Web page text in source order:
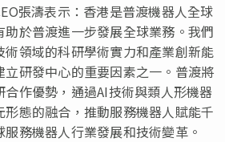
張濤表示：香港是普渡機器人全球
於普渡進一步發展全球業務。我們
術領域的科研學術實力和產業創新能
立研發中心的重要因素之一。普渡將
作優勢，通過AI技術與類人形機器
形態的融合，推動服務機器人賦能千
務機器人行業發展和技術變革。